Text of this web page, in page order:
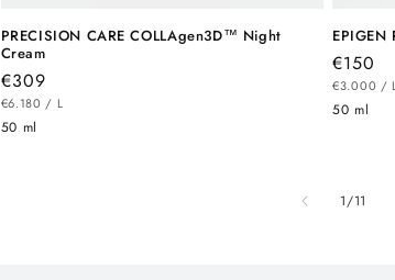
PRECISION CARE COLLAgen3D™ Night
Cream
Normaler
Preis
€309
STÜCKPREIS
€6.180 / PRO
L
50 ml
EPIGEN
Preis
€150
STÜCKPREIS
€3.000 /
50 ml
1/von
11